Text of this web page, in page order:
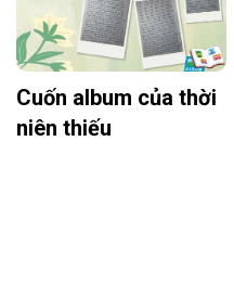
Cuốn album của thời
niên thiếu